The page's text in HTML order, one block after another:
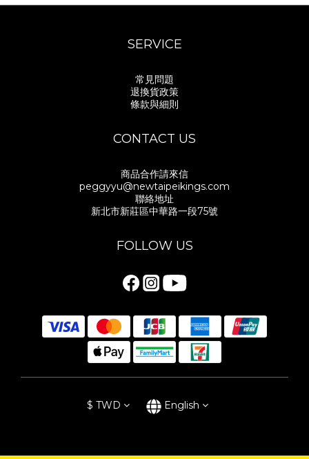
SERVICE
常見問題
退換貨政策
條款與細則
CONTACT US
商品合作請來信
peggyyu@newtaipeikings.com
聯絡地址
新北市新莊區中華路一段75號
FOLLOW US
$ TWD English